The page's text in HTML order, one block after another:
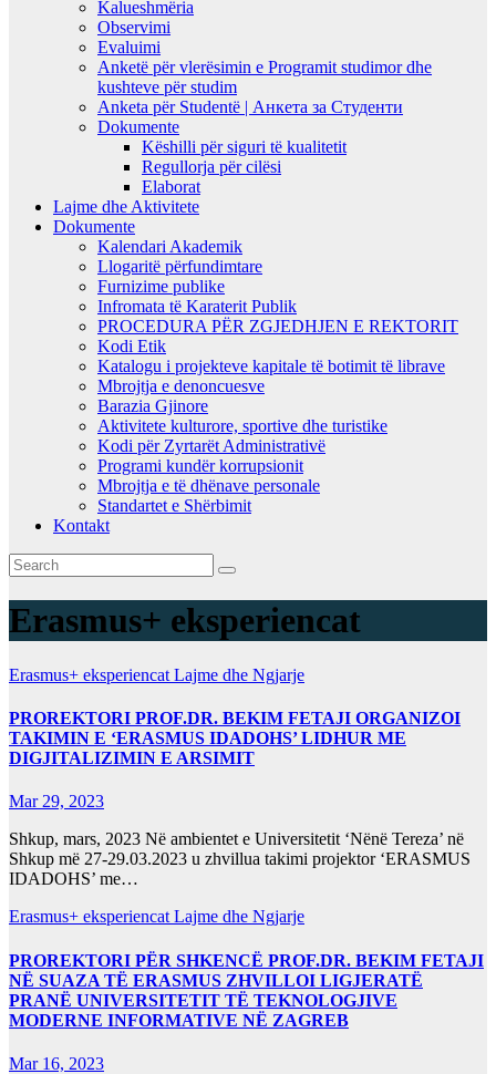
Kalueshmëria
Observimi
Evaluimi
Anketë për vlerësimin e Programit studimor dhe
kushteve për studim
Anketa për Studentë | Анкета за Студенти
Dokumente
Këshilli për siguri të kualitetit
Regullorja për cilësi
Elaborat
Lajme dhe Aktivitete
Dokumente
Kalendari Akademik
Llogaritë përfundimtare
Furnizime publike
Infromata të Karaterit Publik
PROCEDURA PËR ZGJEDHJEN E REKTORIT
Kodi Etik
Katalogu i projekteve kapitale të botimit të librave
Mbrojtja e denoncuesve
Barazia Gjinore
Aktivitete kulturore, sportive dhe turistike
Kodi për Zyrtarët Administrativë
Programi kundër korrupsionit
Mbrojtja e të dhënave personale
Standartet e Shërbimit
Kontakt
Category:
Erasmus+ eksperiencat
Erasmus+ eksperiencat Lajme dhe Ngjarje
PROREKTORI PROF.DR. BEKIM FETAJI ORGANIZOI
TAKIMIN E ‘ERASMUS IDADOHS’ LIDHUR ME
DIGJITALIZIMIN E ARSIMIT
Mar 29, 2023
Shkup, mars, 2023 Në ambientet e Universitetit ‘Nënë Tereza’ në
Shkup më 27-29.03.2023 u zhvillua takimi projektor ‘ERASMUS
IDADOHS’ me…
Erasmus+ eksperiencat Lajme dhe Ngjarje
PROREKTORI PËR SHKENCË PROF.DR. BEKIM FETAJI
NË SUAZA TË ERASMUS ZHVILLOI LIGJERATË
PRANË UNIVERSITETIT TË TEKNOLOGJIVE
MODERNE INFORMATIVE NË ZAGREB
Mar 16, 2023